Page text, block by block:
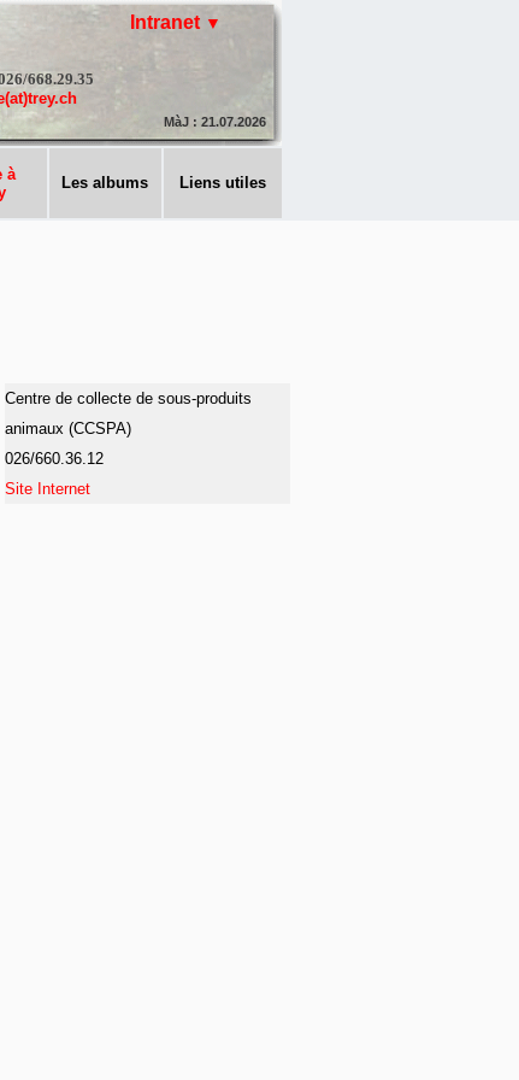
668.29.35
Intranet
MàJ : 21.07.2026
à
Les albums Liens utiles
Centre de collecte de sous-produits
animaux (CCSPA)
026/660.36.12
Site Internet